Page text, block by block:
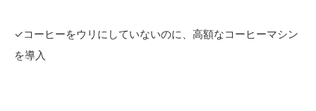
✓コーヒーをウリにしていないのに、高額なコーヒーマシン
を導入